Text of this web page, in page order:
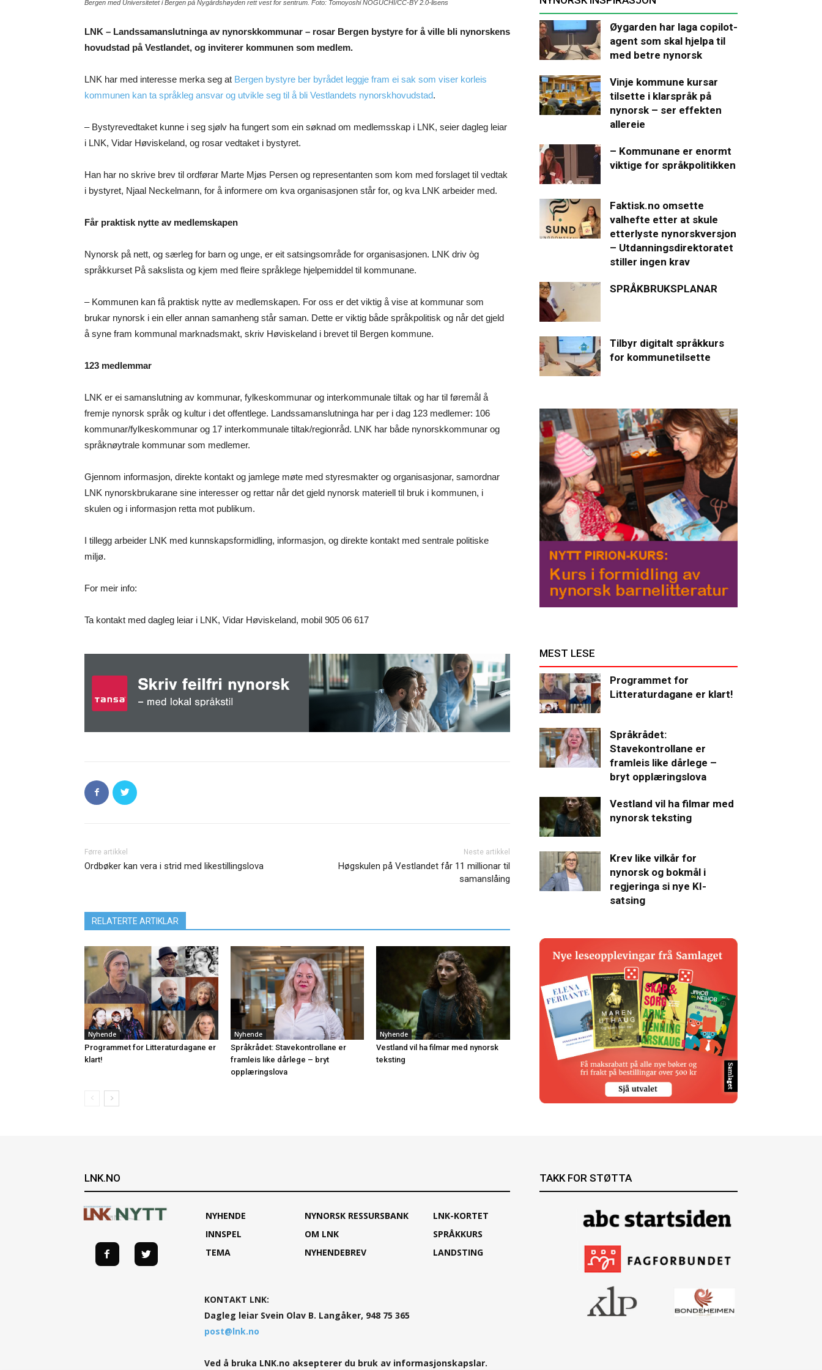
Bergen med Universitetet i Bergen på Nygårdshøyden rett vest for sentrum. Foto: Tomoyoshi NOGUCHI/CC-BY 2.0-lisens
LNK – Landssamanslutninga av nynorskkommunar – rosar Bergen bystyre for å ville bli nynorskens
hovudstad på Vestlandet, og inviterer kommunen som medlem.
LNK har med interesse merka seg at Bergen bystyre ber byrådet leggje fram ei sak som viser korleis
kommunen kan ta språkleg ansvar og utvikle seg til å bli Vestlandets nynorskhovudstad.
– Bystyrevedtaket kunne i seg sjølv ha fungert som ein søknad om medlemsskap i LNK, seier dagleg leiar
i LNK, Vidar Høviskeland, og rosar vedtaket i bystyret.
Han har no skrive brev til ordførar Marte Mjøs Persen og representanten som kom med forslaget til vedtak
i bystyret, Njaal Neckelmann, for å informere om kva organisasjonen står for, og kva LNK arbeider med.
Får praktisk nytte av medlemskapen
Nynorsk på nett, og særleg for barn og unge, er eit satsingsområde for organisasjonen. LNK driv òg
språkkurset På sakslista og kjem med fleire språklege hjelpemiddel til kommunane.
– Kommunen kan få praktisk nytte av medlemskapen. For oss er det viktig å vise at kommunar som
brukar nynorsk i ein eller annan samanheng står saman. Dette er viktig både språkpolitisk og når det gjeld
å syne fram kommunal marknadsmakt, skriv Høviskeland i brevet til Bergen kommune.
123 medlemmar
LNK er ei samanslutning av kommunar, fylkeskommunar og interkommunale tiltak og har til føremål å
fremje nynorsk språk og kultur i det offentlege. Landssamanslutninga har per i dag 123 medlemer: 106
kommunar/fylkeskommunar og 17 interkommunale tiltak/regionråd. LNK har både nynorskkommunar og
språknøytrale kommunar som medlemer.
Gjennom informasjon, direkte kontakt og jamlege møte med styresmakter og organisasjonar, samordnar
LNK nynorskbrukarane sine interesser og rettar når det gjeld nynorsk materiell til bruk i kommunen, i
skulen og i informasjon retta mot publikum.
I tillegg arbeider LNK med kunnskapsformidling, informasjon, og direkte kontakt med sentrale politiske
miljø.
For meir info:
Ta kontakt med dagleg leiar i LNK, Vidar Høviskeland, mobil 905 06 617
Førre artikkel
Ordbøker kan vera i strid med likestillingslova
Neste artikkel
Høgskulen på Vestlandet får 11 millionar til
samanslåing
RELATERTE ARTIKLAR
Nyhende
Programmet for Litteraturdagane er
klart!
Nyhende
Språkrådet: Stavekontrollane er
framleis like dårlege – bryt
opplæringslova
Nyhende
Vestland vil ha filmar med nynorsk
teksting
Øygarden har laga copilot-
agent som skal hjelpa til
med betre nynorsk
Vinje kommune kursar
tilsette i klarspråk på
nynorsk – ser effekten
allereie
– Kommunane er enormt
viktige for språkpolitikken
Faktisk.no omsette
valhefte etter at skule
etterlyste nynorskversjon
– Utdanningsdirektoratet
stiller ingen krav
SPRÅKBRUKSPLANAR
Tilbyr digitalt språkkurs
for kommunetilsette
MEST LESE
Programmet for
Litteraturdagane er klart!
Språkrådet:
Stavekontrollane er
framleis like dårlege –
bryt opplæringslova
Vestland vil ha filmar med
nynorsk teksting
Krev like vilkår for
nynorsk og bokmål i
regjeringa si nye KI-
satsing
LNK.NO
NYHENDE
INNSPEL
TEMA
NYNORSK RESSURSBANK
OM LNK
NYHENDEBREV
LNK-KORTET
SPRÅKKURS
LANDSTING
KONTAKT LNK:
Dagleg leiar Svein Olav B. Langåker, 948 75 365
post@lnk.no
Ved å bruka LNK.no aksepterer du bruk av informasjonskapslar.
TAKK FOR STØTTA